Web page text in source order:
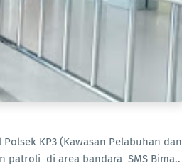
KP3 (Kawasan Pelabuhan dan
patroli di area bandara SMS Bima..